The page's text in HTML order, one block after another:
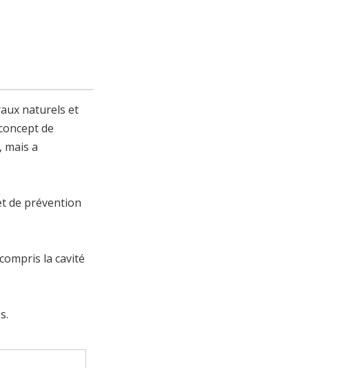
naturels et
de
a
de prévention
la cavité